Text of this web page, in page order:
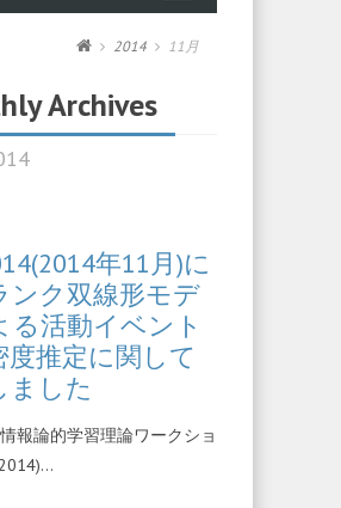
2014 11月
Archives
年11月)に
ンク双線形モデ
る活動イベント
度推定に関して
ました
報論的学習理論ワークショ